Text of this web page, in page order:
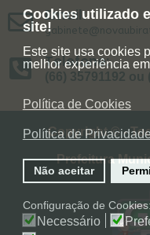
Cookies utilizado
site!
Este site usa cookies
melhor experiência
Política de Cookies
Política de
Não aceitar
Configuração de Cookies:
Necessário
Email:
Telefone:
(66) 35791192 ou
Copyright © -
Prefeitura